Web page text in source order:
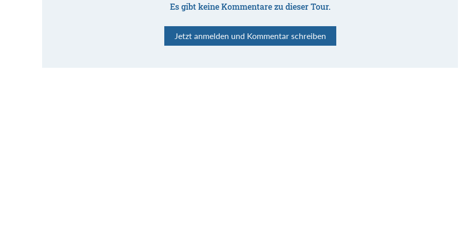
Es gibt keine Kommentare zu dieser Tour.
Jetzt anmelden und Kommentar schreiben